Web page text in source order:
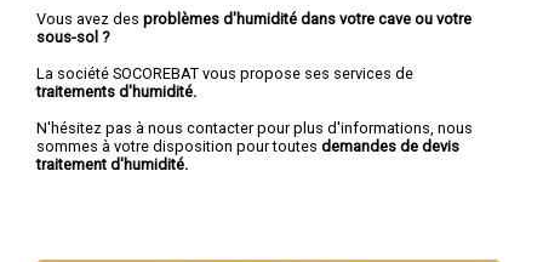
Vous avez des problèmes d'humidité dans votre cave ou votre
sous-sol ?
La société SOCOREBAT vous propose ses services de
traitements d'humidité.
N'hésitez pas à nous contacter pour plus d'informations, nous
sommes à votre disposition pour toutes demandes de devis
traitement d'humidité.